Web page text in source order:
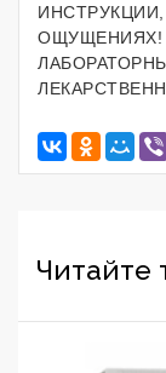
ОЩУЩЕНИЯХ!
Читайте